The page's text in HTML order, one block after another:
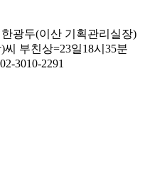
광두(이산 기획관리실장)
씨 부친상=23일18시35분
3010-2291